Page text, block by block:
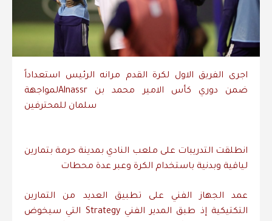
اجرى الفريق الاول لكرة القدم مرانه الرئيس
استعداداً
لمواجهةAlnassr ضمن دوري كأس الامير محمد
بن
سلمان للمحترفين
انطلقت التدريبات على ملعب النادي بمدينة حرمة بتمارين
لياقية وبدنية باستخدام الكرة وعبر عدة محطات
عمد الجهاز الفني على تطبيق العديد من
التمارين
التكتيكية إذ طبق المدير الفني Strategy التي سيخوض